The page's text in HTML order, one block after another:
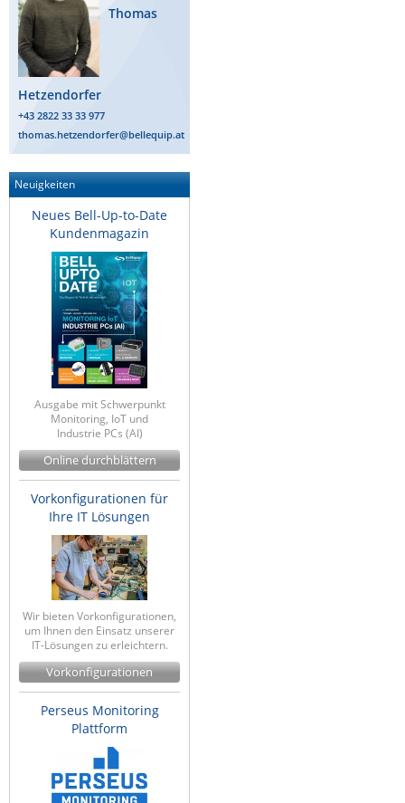
Thomas
Hetzendorfer
+43 2822 33 33 977
thomas.hetzendorfer@bellequip.at
Neuigkeiten
Neues Bell-Up-to-Date
Kundenmagazin
Ausgabe mit Schwerpunkt
Monitoring, IoT und
Industrie PCs (AI)
Online durchblättern
Vorkonfigurationen für
Ihre IT Lösungen
Wir bieten Vorkonfigurationen,
um Ihnen den Einsatz unserer
IT-Lösungen zu erleichtern.
Vorkonfigurationen
Perseus Monitoring
Plattform